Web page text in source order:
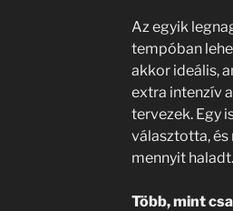
Az egyik
tempóban
akkor ideális,
extra intenzív
tervezek. Egy
választotta, és
mennyit haladt.
Több, mint